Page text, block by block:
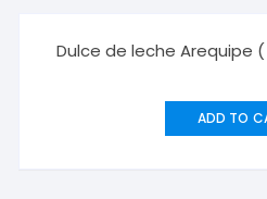
Dulce de leche Arequipe (
ADD TO